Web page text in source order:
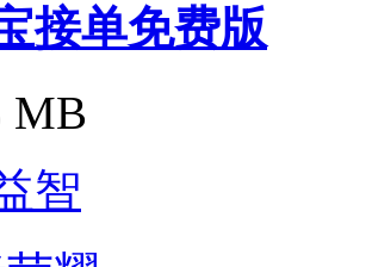
接单免费版
MB
智